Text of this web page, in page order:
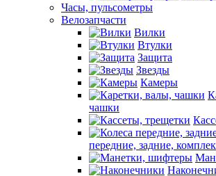
Часы, пульсометры
Велозапчасти
Вилки
Втулки
Защита
Звезды
Камеры
чашки
передние, задние,